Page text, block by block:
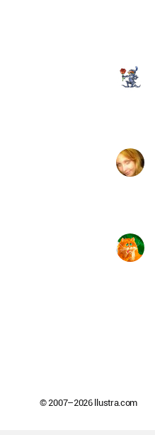
© 2007–2026llustra.com